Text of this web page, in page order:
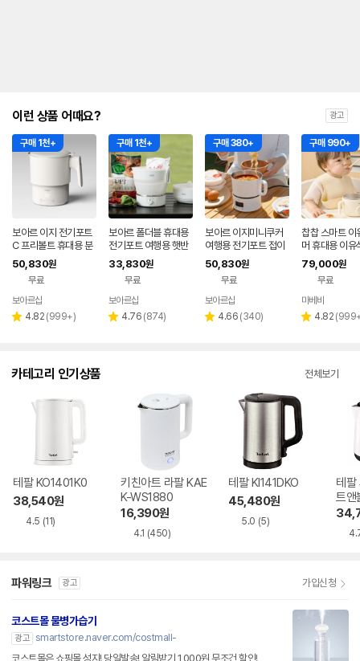
이런 상품 어때요? 광고
구매 1천+
보아르 이지 전기포트
C 프리볼트 휴대용 분
유포트 접이식 여행용
커피 햇반 SUS316
50,830원
무료
페이
보아르샵
별 4.82 리
(999+)
구매 1천+
보아르 폴더블 휴대용
전기포트 여행용 햇반
접이식 커피 프리볼트
캠핑
33,830원
무료
페이
보아르샵
별 4.76 리
(874)
구매 380+
보아르 이지미니쿠커
여행용 전기포트 접이
식 휴대용 분유포트 무
선 커피주전자 프리볼
50,830원
무료
페이
보아르샵
별 4.66 리
(340)
구매 990+
찹찹 스마트 이
머 휴대용 이유
79,000원
무료
마베비
별 4.82 리
(
카테고리 인기상품 전체보기
테팔 KO1401K0
38,540원
4.5 (11)
키친아트 라팔 KAE
K-WS1880
16,390원
4.1 (450)
테팔 KI141DKO
45,480원
5.0 (5)
테팔
트앤
파워링크 광고 가입신청
코스트몰 물병가습기
광고 smartstore.naver.com/costmall-
코스트몰은 쇼핑몰 성지! 당일발송! 알림받기 1,000원 무조건 할인!